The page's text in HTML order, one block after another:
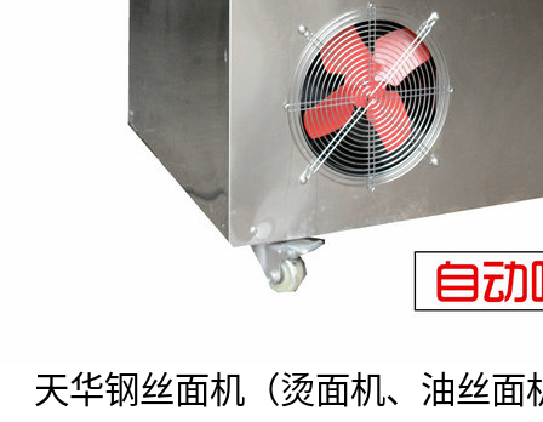
天华钢丝面机（烫面机、油丝面